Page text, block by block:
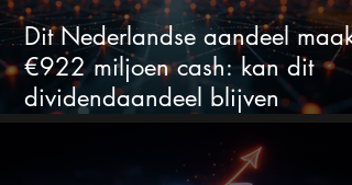
Dit Nederlandse aandeel maakt
€922 miljoen cash: kan dit
dividendaandeel blijven
verhogen?